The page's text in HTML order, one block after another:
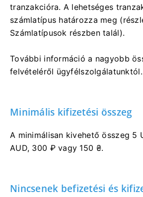
tranzakcióra. A lehetséges
számlatípus határozza meg
Számlatípusok részben talál).
További információ a nagyobb
felvételéről ügyfélszolgálatunktól.
Minimális kifizetési összeg
A minimálisan kivehető összeg 5
AUD, 300 ₽ vagy 150 ₴.
Nincsenek befizetési és